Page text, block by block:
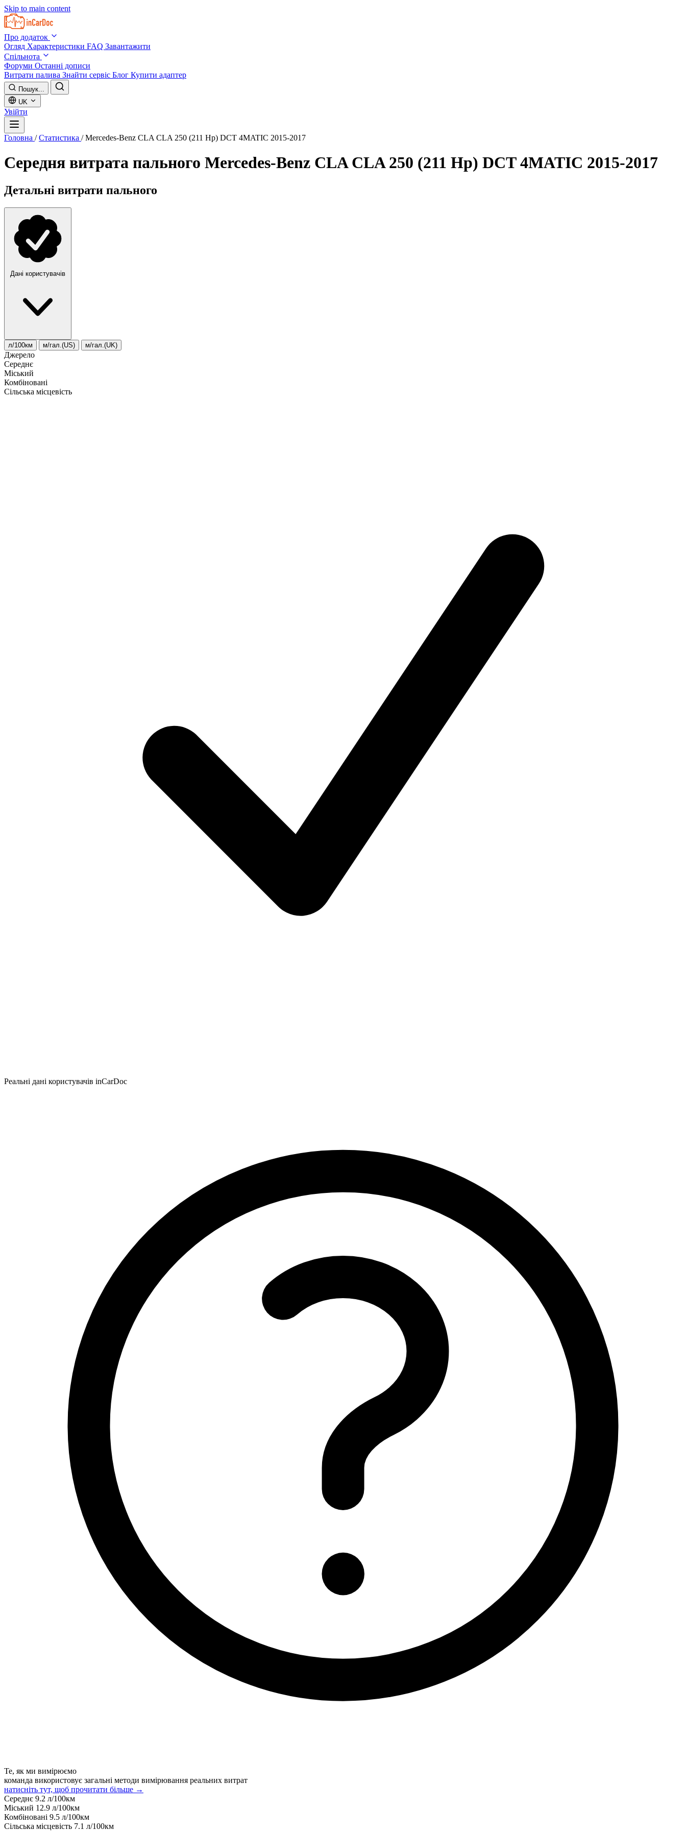
Skip to main content
Про додаток
Огляд Характеристики FAQ Завантажити
Спільнота
Форуми Останні дописи
Витрати палива Знайти сервіс Блог Купити адаптер
Пошук...
UK
Увійти
Головна / Статистика / Mercedes-Benz CLA CLA 250 (211 Hp) DCT 4MATIC 2015-2017
Середня витрата пального Mercedes-Benz CLA CLA 250 (211 Hp) DCT 4MATIC 2015-2017
Детальні витрати пального
Дані користувачів
л/100км м/гал.(US) м/гал.(UK)
Джерело
Середнє
Міський
Комбіновані
Сільська місцевість
Реальні дані користувачів inCarDoc
Те, як ми вимірюємо
команда використовує загальні методи вимірювання реальних витрат
натисніть тут, щоб прочитати більше →
Середнє 9.2 л/100км
Міський 12.9 л/100км
Комбіновані 9.5 л/100км
Сільська місцевість 7.1 л/100км